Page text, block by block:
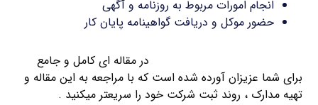
انجام امورات مربوط به روزنامه و آگهی
حضور موکل و دریافت گواهینامه پایان کار
در مقاله ای کامل و جامع
برای شما عزیزان آورده شده است که با مراجعه به این مقاله و
تهیه مدارک ، روند ثبت شرکت خود را سریعتر میکنید .